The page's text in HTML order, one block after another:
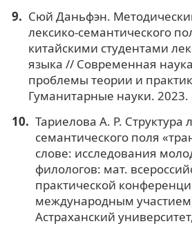
Сюй Даньфэн.
лексико-семантического
китайскими студентами
языка // Современная
проблемы теории и
Гуманитарные науки.
Тариелова А. Р. Структура
семантического поля
слове: исследования
филологов: мат.
практической
международным
Астраханский